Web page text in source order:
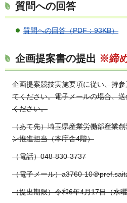
質問への回答
質問への回答（PDF：93KB）
企画提案書の提出 ※締
企画提案競技実施要項に従い、持
てください。電子メールの場合、
ください。
（あて先）埼玉県産業労働部産業
ン推進担当（本庁舎4階）
（電話）048-830-3737
（電子メール）a3760-10＠
（提出期限）令和6年4月17日（水